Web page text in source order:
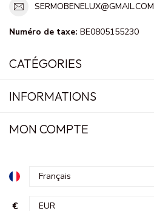
SERMOBENELUX@GMAIL.COM
Numéro de taxe: BE0805155230
CATÉGORIES
INFORMATIONS
MON COMPTE
€